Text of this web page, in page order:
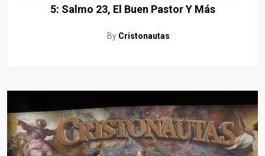
5: Salmo 23, El Buen Pastor Y Más
By Cristonautas